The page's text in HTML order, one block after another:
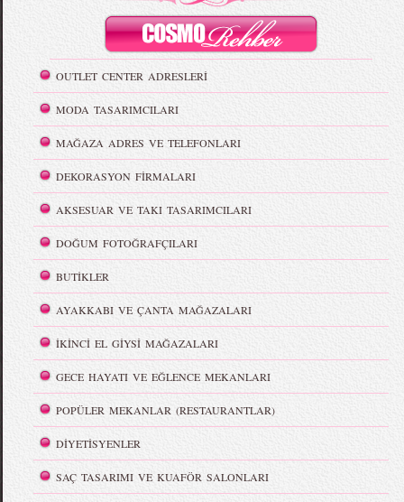
OUTLET CENTER ADRESLERİ
MODA TASARIMCILARI
MAĞAZA ADRES VE TELEFONLARI
DEKORASYON FİRMALARI
AKSESUAR VE TAKI TASARIMCILARI
DOĞUM FOTOĞRAFÇILARI
BUTİKLER
AYAKKABI VE ÇANTA MAĞAZALARI
İKİNCİ EL GİYSİ MAĞAZALARI
GECE HAYATI VE EĞLENCE MEKANLARI
POPÜLER MEKANLAR (RESTAURANTLAR)
DİYETİSYENLER
SAÇ TASARIMI VE KUAFÖR SALONLARI